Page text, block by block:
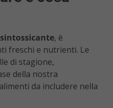
, è
freschi e nutrienti. Le
di stagione,
della nostra
da includere nella